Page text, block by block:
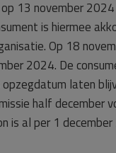
13 november
is hiermee
Op 18
2024. De
laten
half december
is al per 1